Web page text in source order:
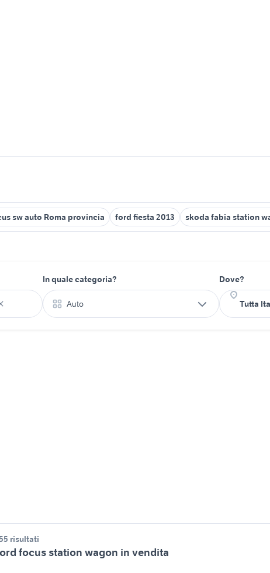
sw auto Roma provincia ford fiesta 2013 skoda fabia station
In quale categoria?
Auto
Dove?
risultati
focus station wagon in vendita